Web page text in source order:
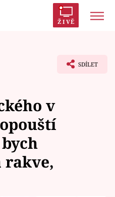
ŽIVĚ
SDÍLET
v
rakve,